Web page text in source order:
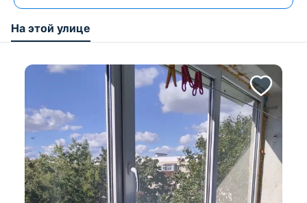
На этой улице